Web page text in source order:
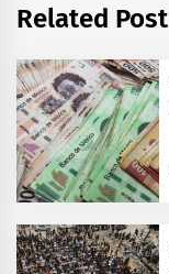
Related Post